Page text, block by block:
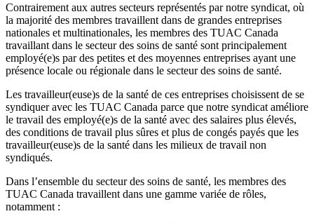
Contrairement aux autres secteurs représentés par notre syndicat, où
la majorité des membres travaillent dans de grandes entreprises
nationales et multinationales, les membres des TUAC Canada
travaillant dans le secteur des soins de santé sont principalement
employé(e)s par des petites et des moyennes entreprises ayant une
présence locale ou régionale dans le secteur des soins de santé.
Les travailleur(euse)s de la santé de ces entreprises choisissent de se
syndiquer avec les TUAC Canada parce que notre syndicat améliore
le travail des employé(e)s de la santé avec des salaires plus élevés,
des conditions de travail plus sûres et plus de congés payés que les
travailleur(euse)s de la santé dans les milieux de travail non
syndiqués.
Dans l’ensemble du secteur des soins de santé, les membres des
TUAC Canada travaillent dans une gamme variée de rôles,
notamment :